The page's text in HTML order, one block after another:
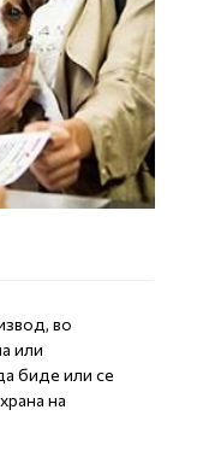
во
или
биде или се
на